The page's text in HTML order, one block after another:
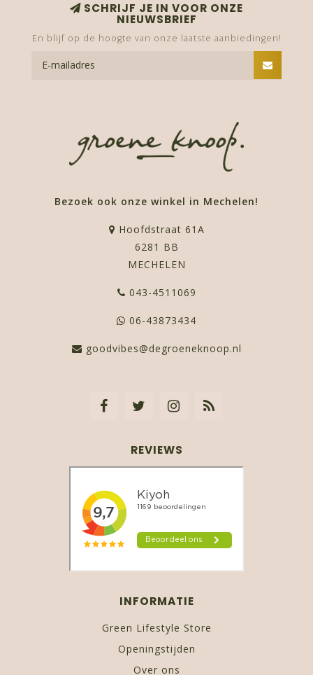
SCHRIJF JE IN VOOR ONZE
NIEUWSBRIEF
En blijf op de hoogte van onze laatste aanbiedingen!
Bezoek ook onze winkel in Mechelen!
Hoofdstraat 61A
6281 BB
MECHELEN
043-4511069
06-43873434
goodvibes@degroeneknoop.nl
REVIEWS
INFORMATIE
Green Lifestyle Store
Openingstijden
Over ons